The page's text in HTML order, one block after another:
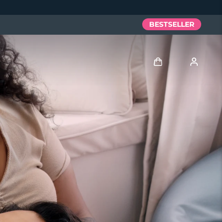
BESTSELLER
Profilo utente
I miei dispositivi
I miei ordini
I miei indirizzi
I miei abbonamenti